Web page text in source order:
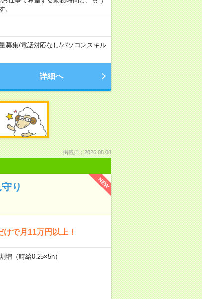
。
募集/電話対応なし/パソコンスキル
詳細へ
掲載日：2026.08.08
NEW
り
で月11万円以上！
増（時給0.25×5h）